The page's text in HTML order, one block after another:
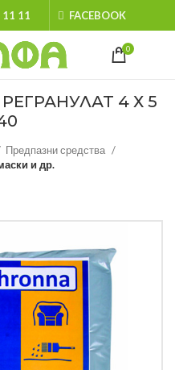
11 FACEBOOK
0
4 Х 5
Предпазни средства
и др.